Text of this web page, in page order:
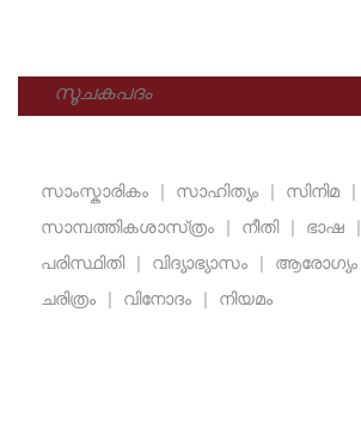
സാംസ്കാരികം | സാഹിത്യം | സിനിമ |
സാമ്പത്തികശാസ്‌ത്രം | നീതി | ഭാഷ |
പരിസ്ഥിതി | വിദ്യാഭ്യാസം | ആരോഗ്യം
ചരിത്രം | വിനോദം | നിയമം